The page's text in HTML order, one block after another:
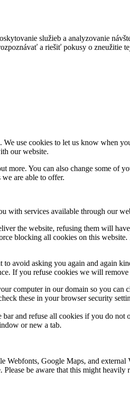
služieb a analyzovanie
a riešiť pokusy o zneužitie
We use cookies to let us know when
our website.
more. You can also change some of
are able to offer.
with services available through our
the website, refusing them will
blocking all cookies on this
avoid asking you again and again
If you refuse cookies we will
computer in our domain so you can
these in your browser security
bar and refuse all cookies if you do
or new a tab.
Webfonts, Google Maps, and
be aware that this might